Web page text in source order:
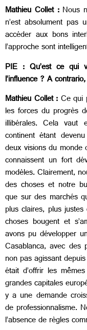
Mathieu Collet : Nous
n’est absolument
accéder aux bons
l’approche sont
PIE : Qu’est ce qui
l’influence ? A
Mathieu Collet :Ce qui
les forces du progrès
illibérales. Cela
continent étant
deux visions du
connaissent un fort
modèles. Clairement,
des choses et notre
que sur des marchés
plus claires, plus
choses bougent et
avons pu développer
Casablanca, avec des
non pas agissant
était d’offrir les
grandes capitales
y a une demande
de professionnalisme.
l’absence de règles